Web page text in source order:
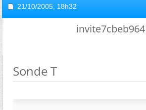
21/10/2005, 18h32
invite7cbeb964
Sonde T